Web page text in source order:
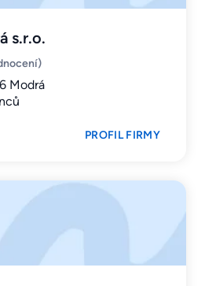
s.r.o.
Modrá
PROFIL FIRMY